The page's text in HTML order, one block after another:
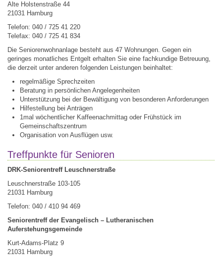
Alte Holstenstraße 44
21031 Hamburg
Telefon: 040 / 725 41 220
Telefax: 040 / 725 41 834
Die Seniorenwohnanlage besteht aus 47 Wohnungen. Gegen ein
geringes monatliches Entgelt erhalten Sie eine fachkundige Betreuung,
die derzeit unter anderen folgenden Leistungen beinhaltet:
regelmäßige Sprechzeiten
Beratung in persönlichen Angelegenheiten
Unterstützung bei der Bewältigung von besonderen Anforderungen
Hilfestellung bei Anträgen
1mal wöchentlicher Kaffeenachmittag oder Frühstück im
Gemeinschaftszentrum
Organisation von Ausflügen usw.
Treffpunkte für Senioren
DRK-Seniorentreff Leuschnerstraße
Leuschnerstraße 103-105
21031 Hamburg
Telefon: 040 / 410 94 469
Seniorentreff der Evangelisch – Lutheranischen
Auferstehungsgemeinde
Kurt-Adams-Platz 9
21031 Hamburg